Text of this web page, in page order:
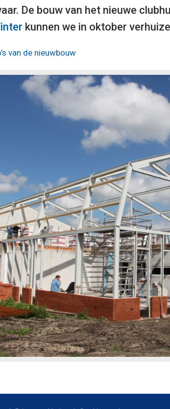
De bouw van het nieuwe
kunnen we in oktober
van de nieuwbouw